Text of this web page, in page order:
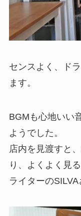
センスよく、ド
ます。
BGMも心地いい
ようでした。
店内を見渡すと
り、よくよく見
ライターのSILVA